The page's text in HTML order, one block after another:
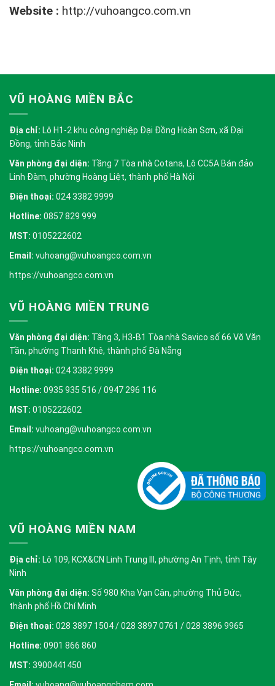
Website : http://vuhoangco.com.vn
VŨ HOÀNG MIỀN BẮC
Địa chỉ: Lô H1-2 khu công nghiệp Đại Đồng Hoàn Sơn, xã Đại
Đồng, tỉnh Bắc Ninh
Văn phòng đại diện: Tầng 7 Tòa nhà Cotana, Lô CC5A Bán đảo
Linh Đàm, phường Hoàng Liệt, thành phố Hà Nội
Điện thoại: 024 3382 9999
Hotline: 0857 829 999
MST: 0105222602
Email: vuhoang@vuhoangco.com.vn
https://vuhoangco.com.vn
VŨ HOÀNG MIỀN TRUNG
Văn phòng đại diện: Tầng 3, H3-B1 Tòa nhà Savico số 66 Võ Văn
Tần, phường Thanh Khê, thành phố Đà Nẵng
Điện thoại: 024 3382 9999
Hotline: 0935 935 516 / 0947 296 116
MST: 0105222602
Email: vuhoang@vuhoangco.com.vn
https://vuhoangco.com.vn
VŨ HOÀNG MIỀN NAM
Địa chỉ: Lô 109, KCX&CN Linh Trung III, phường An Tịnh, tỉnh Tây
Ninh
Văn phòng đại diện: Số 980 Kha Vạn Cân, phường Thủ Đức,
thành phố Hồ Chí Minh
Điện thoại: 028 3897 1504 / 028 3897 0761 / 028 3896 9965
Hotline: 0901 866 860
MST: 3900441450